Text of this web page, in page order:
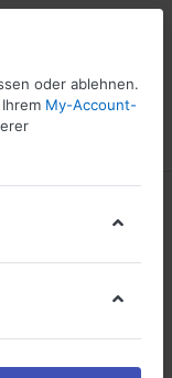
16
oder ablehnen.
My-Account-